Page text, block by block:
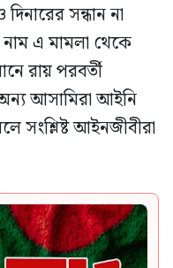
সন্ধান না
এ মামলা থেকে
রায় পরবর্তী
অন্য আসামিরা আইনি
সংশ্লিষ্ট আইনজীবীরা